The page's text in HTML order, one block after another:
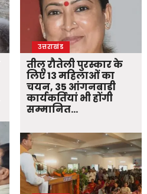
उत्तराखंड
तीलू रौतेली पुरस्कार के
लिए 13 महिलाओं का
चयन, 35 आंगनबाड़ी
कार्यकर्तियां भी होंगी
सम्मानित…